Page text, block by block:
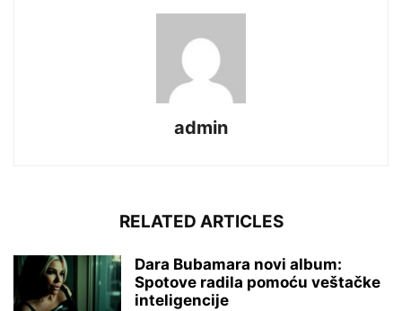
admin
RELATED ARTICLES
Dara Bubamara novi album:
Spotove radila pomoću veštačke
inteligencije